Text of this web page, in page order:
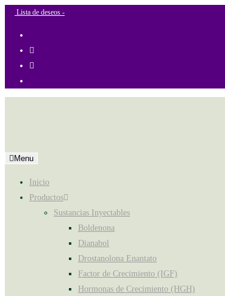
Lista de deseos -
Menu
Inicio
Productos
Sustancias Inyectables
Boldenona
Dianabol
Drostanolona Enantato
Factor de Crecimiento (IGF)
Hormonas de Crecimiento (HGH)